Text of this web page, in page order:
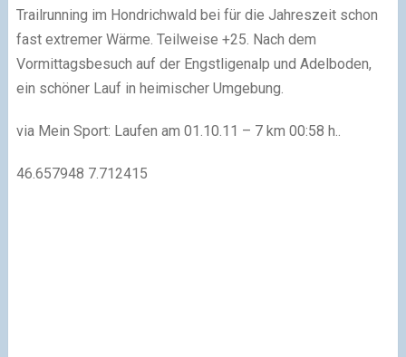
Trailrunning im Hondrichwald bei für die Jahreszeit schon
fast extremer Wärme. Teilweise +25. Nach dem
Vormittagsbesuch auf der Engstligenalp und Adelboden,
ein schöner Lauf in heimischer Umgebung.
via Mein Sport: Laufen am 01.10.11 – 7 km 00:58 h..
46.657948 7.712415